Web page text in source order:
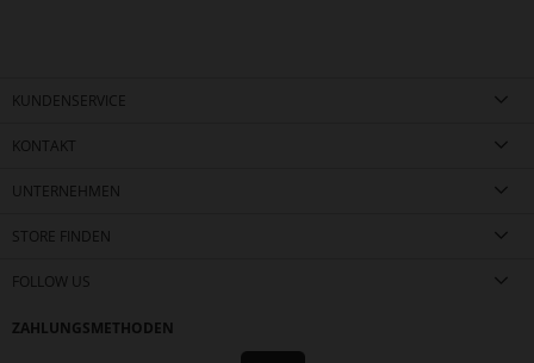
KUNDENSERVICE
KONTAKT
UNTERNEHMEN
STORE FINDEN
FOLLOW US
ZAHLUNGSMETHODEN